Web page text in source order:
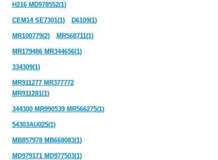
H216 MD978552(1)
CEM14 SE7301(1) D6109(1)
MR100779(2) MR568711(1)
MR179486 MR344656(1)
334309(1)
MR911277 MR377772
MR911281(1)
344300 MR990539 MR566275(1)
54303AU025(1)
MB857978 MB668083(1)
MD979171 MD977503(1)